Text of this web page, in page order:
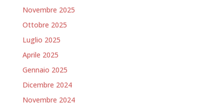
Novembre 2025
Ottobre 2025
Luglio 2025
Aprile 2025
Gennaio 2025
Dicembre 2024
Novembre 2024